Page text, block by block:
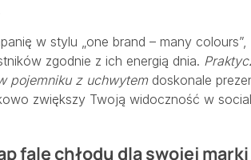
w stylu „one brand – many
zgodnie z ich energią dnia.
pojemniku z uchwytemdoskonale
zwiększy Twoją widoczność w
falę chłodu dla swojej marki